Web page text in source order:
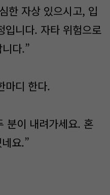
한 자상 있으시고, 입
입니다. 자타 위험으로
다.”
마디 한다.
분이 내려가세요. 혼
요.”